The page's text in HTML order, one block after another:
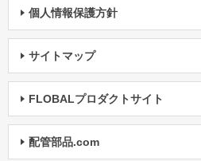
個人情報保護方針
サイトマップ
FLOBALプロダクトサイト
配管部品.com